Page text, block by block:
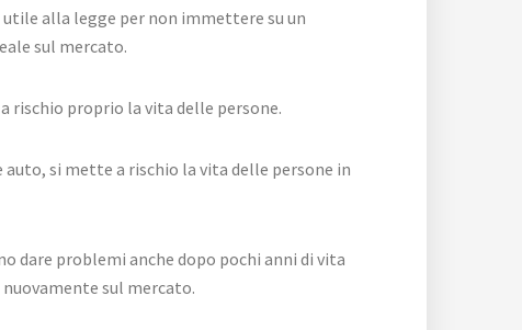
alla legge per non immettere su un
sul mercato.
rischio proprio la vita delle persone.
auto, si mette a rischio la vita delle persone in
dare problemi anche dopo pochi anni di vita
sul mercato.